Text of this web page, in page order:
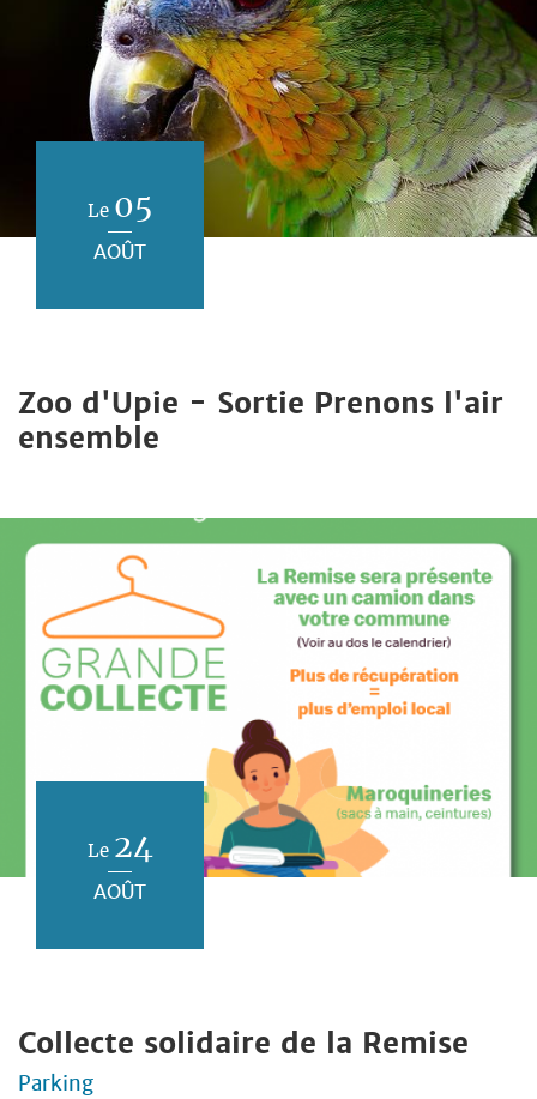
Le 05
AOÛT
Zoo d'Upie - Sortie Prenons l'air
ensemble
Le 24
AOÛT
Collecte solidaire de la Remise
Parking